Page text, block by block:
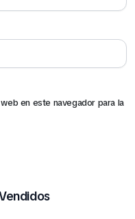
en este navegador para la